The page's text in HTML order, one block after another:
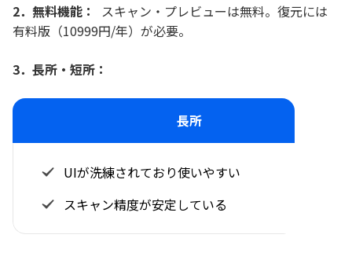
2．無料機能：
スキャン・プレビューは無料。復元には
有料版（10999円/年）が必要。
3．長所・短所：
長所
UIが洗練されており使いやすい
スキャン精度が安定している